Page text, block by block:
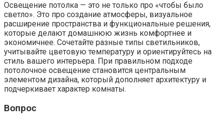
Освещение потолка — это не только про «чтобы было
светло». Это про создание атмосферы, визуальное
расширение пространства и функциональные решения,
которые делают домашнюю жизнь комфортнее и
экономичнее. Сочетайте разные типы светильников,
учитывайте цветовую температуру и ориентируйтесь на
стиль вашего интерьера. При правильном подходе
потолочное освещение становится центральным
элементом дизайна, который дополняет архитектуру и
подчеркивает характер комнаты.
Вопрос